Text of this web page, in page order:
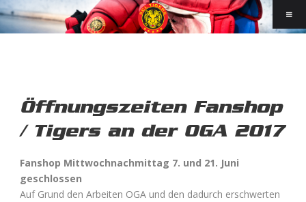
Öffnungszeiten Fanshop
/ Tigers an der OGA 2017
Fanshop Mittwochnachmittag 7. und 21. Juni
geschlossen
Auf Grund den Arbeiten OGA und den dadurch erschwerten